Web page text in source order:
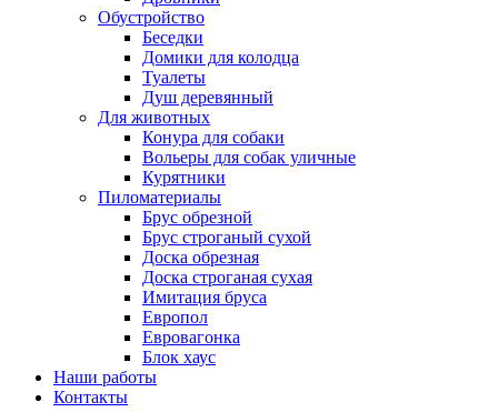
Обустройство
Беседки
Домики для колодца
Туалеты
Душ деревянный
Для животных
Конура для собаки
Вольеры для собак уличные
Курятники
Пиломатериалы
Брус обрезной
Брус строганый сухой
Доска обрезная
Доска строганая сухая
Имитация бруса
Европол
Евровагонка
Блок хаус
Наши работы
Контакты